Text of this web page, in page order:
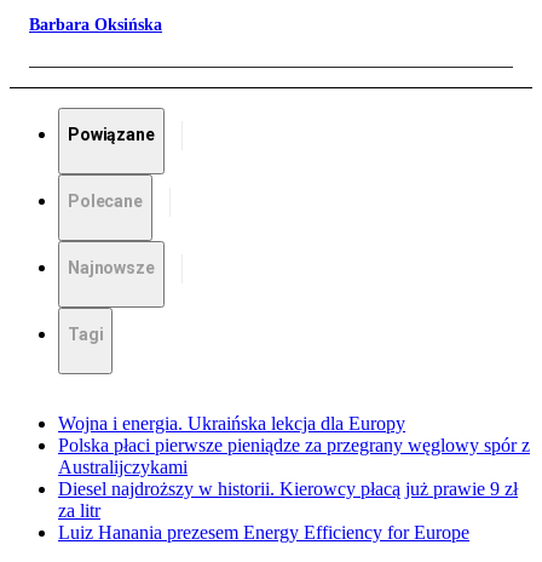
Barbara Oksińska
Powiązane
Polecane
Najnowsze
Tagi
Wojna i energia. Ukraińska lekcja dla Europy
Polska płaci pierwsze pieniądze za przegrany węglowy spór z
Australijczykami
Diesel najdroższy w historii. Kierowcy płacą już prawie 9 zł
za litr
Luiz Hanania prezesem Energy Efficiency for Europe